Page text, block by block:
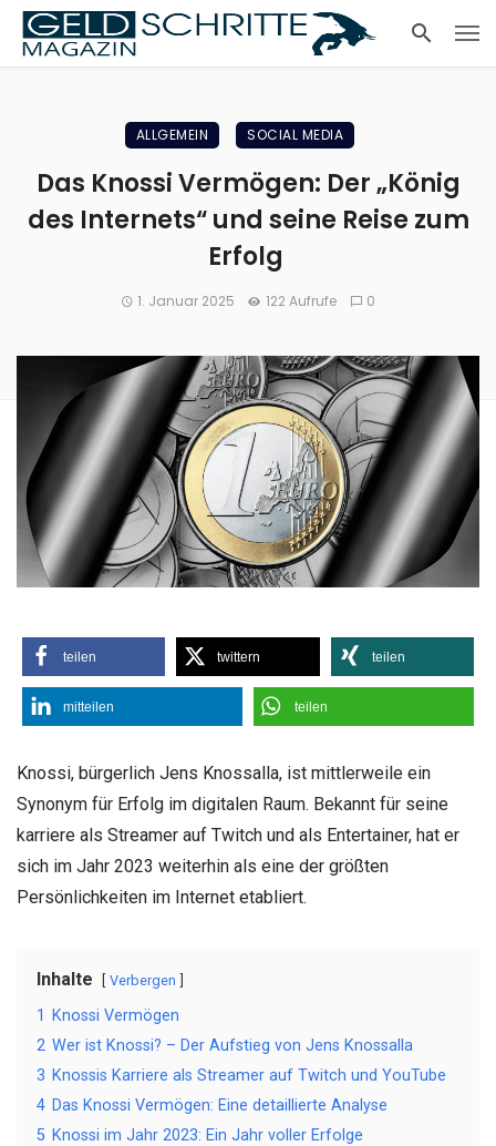
ALLGEMEIN SOCIAL MEDIA
Das Knossi Vermögen: Der „König
des Internets“ und seine Reise zum
Erfolg
1. Januar 2025 122 Aufrufe 0
teilen twittern teilen
mitteilen teilen
Knossi, bürgerlich Jens Knossalla, ist mittlerweile ein
Synonym für Erfolg im digitalen Raum. Bekannt für seine
karriere als Streamer auf Twitch und als Entertainer, hat er
sich im Jahr 2023 weiterhin als eine der größten
Persönlichkeiten im Internet etabliert.
Inhalte Verbergen
1
Knossi Vermögen
2 Wer ist Knossi? – Der Aufstieg von Jens Knossalla
3 Knossis Karriere als Streamer auf Twitch und YouTube
4 Das Knossi Vermögen: Eine detaillierte Analyse
5 Knossi im Jahr 2023: Ein Jahr voller Erfolge